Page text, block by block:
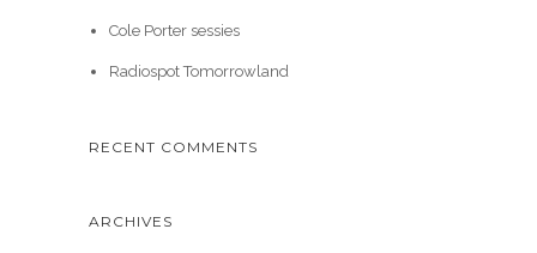
Cole Porter sessies
Radiospot Tomorrowland
RECENT COMMENTS
ARCHIVES